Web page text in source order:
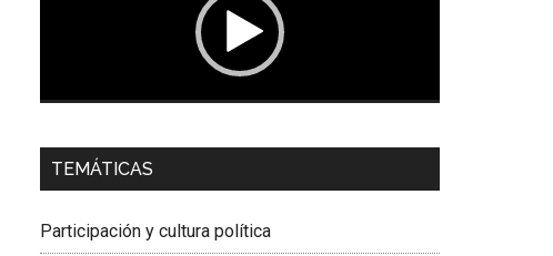
Dra. Carolina Corcho Mejía,
Latinoamericana Sur, Vicepresidenta Federación
TEMÁTICAS
Participación y cultura política